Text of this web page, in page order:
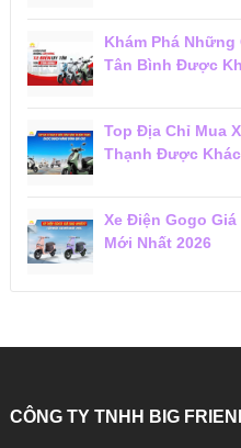
Khám Phá
Tân Bình Được
Top Địa Chỉ Mua
Thạnh Được
Xe Điện Gogo
Mới Nhất 2026
CÔNG TY TNHH BIG